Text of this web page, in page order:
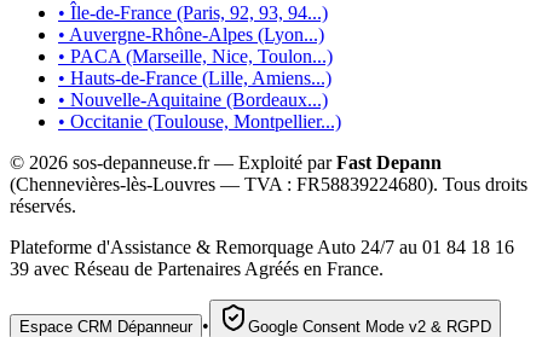
• Île-de-France (Paris, 92, 93, 94...)
• Auvergne-Rhône-Alpes (Lyon...)
• PACA (Marseille, Nice, Toulon...)
• Hauts-de-France (Lille, Amiens...)
• Nouvelle-Aquitaine (Bordeaux...)
• Occitanie (Toulouse, Montpellier...)
© 2026 sos-depanneuse.fr — Exploité parFast Depann
(Chennevières-lès-Louvres — TVA : FR58839224680). Tous droits
réservés.
Plateforme d'Assistance & Remorquage Auto 24/7 au 01 84 18 16
39 avec Réseau de Partenaires Agréés en France.
Espace CRM Dépanneur • Google Consent Mode v2 & RGPD